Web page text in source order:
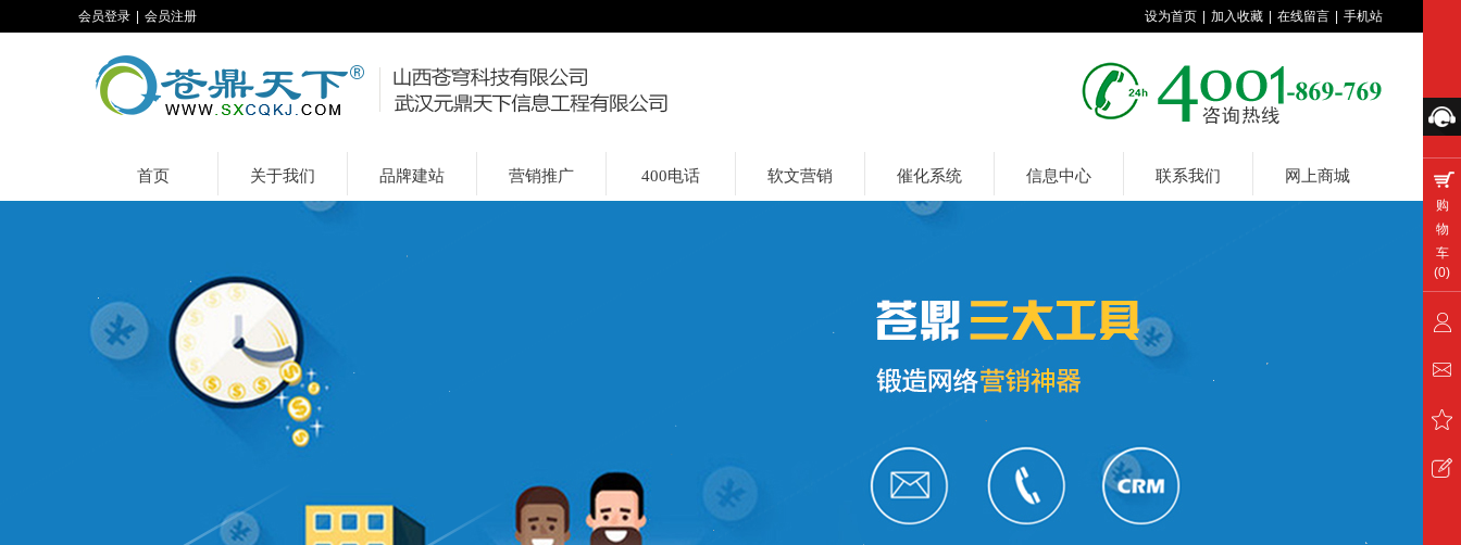
会员登录 会员注册 设为首页 加入收藏 在线留言 手机站
首页 关于我们 品牌建站 营销推广 400电话 软文营销 催化系统 信息中心 联系我们 网上商城
购
物
车
(0)